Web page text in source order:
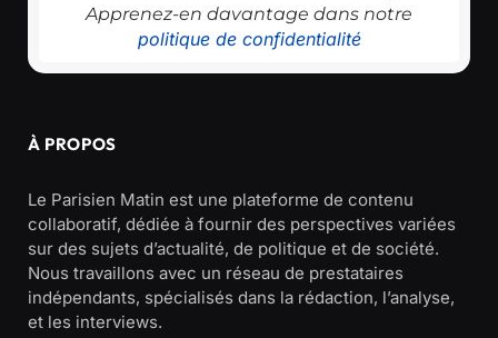
Apprenez-en davantage dans notre
politique de confidentialité
À PROPOS
Le Parisien Matin est une plateforme de contenu
collaboratif, dédiée à fournir des perspectives variées
sur des sujets d’actualité, de politique et de société.
Nous travaillons avec un réseau de prestataires
indépendants, spécialisés dans la rédaction, l’analyse,
et les interviews.